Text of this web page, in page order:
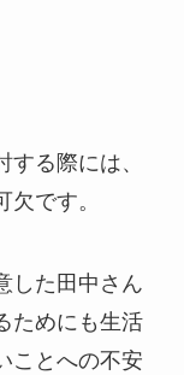
る際には、
です。
した田中さん
ためにも生活
ことへの不安